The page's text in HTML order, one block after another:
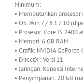
Minimum:
• Membutuhkan
• OS: Win 7 / 8.1 / 10
• Prosesor: Core I5 ​​2400
• Memori: 6 GB RAM
• Grafik: NVIDIA
• DirectX : Versi 11
• Jaringan: Koneksi
• Penyimpanan: 20 GB